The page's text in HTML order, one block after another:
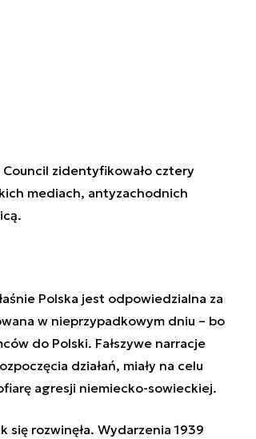
zidentyfikowało cztery
mediach, antyzachodnich
Polska jest odpowiedzialna za
w nieprzypadkowym dniu – bo
do Polski. Fałszywe narracje
działań, miały na celu
agresji niemiecko-sowieckiej.
rozwinęła. Wydarzenia 1939